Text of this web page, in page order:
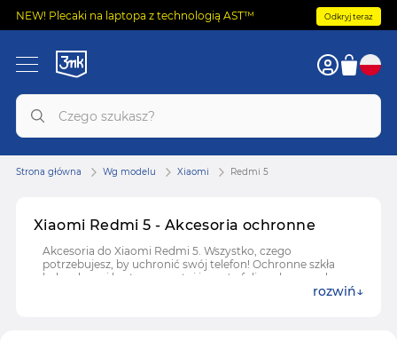
NEW! Plecaki na laptopa z technologią AST™ Odkryj teraz
Xiaomi Redmi 5 - Akcesoria ochronne
Akcesoria do Xiaomi Redmi 5. Wszystko, czego
potrzebujesz, by uchronić swój telefon! Ochronne szkła
hybrydowe i hartowane, etui i case'y, folie ochronne do
rozwiń
Strona główna Wg modelu Xiaomi Redmi 5